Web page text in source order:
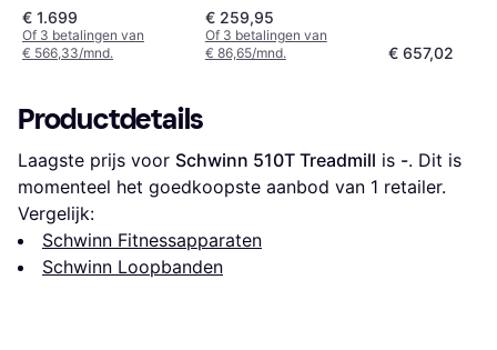
€ 1.699
Of 3 betalingen van
€ 566,33/mnd.
Loopband
€ 259,95
Of 3 betalingen van
€ 86,65/mnd.
€ 657,02
Productdetails
Laagste prijs voor Schwinn 510T Treadmill is -. Dit is
momenteel het goedkoopste aanbod van 1 retailer.
Vergelijk:
Schwinn Fitnessapparaten
Schwinn Loopbanden